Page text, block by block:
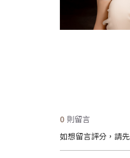
0 則留言
如想留言評分，請先